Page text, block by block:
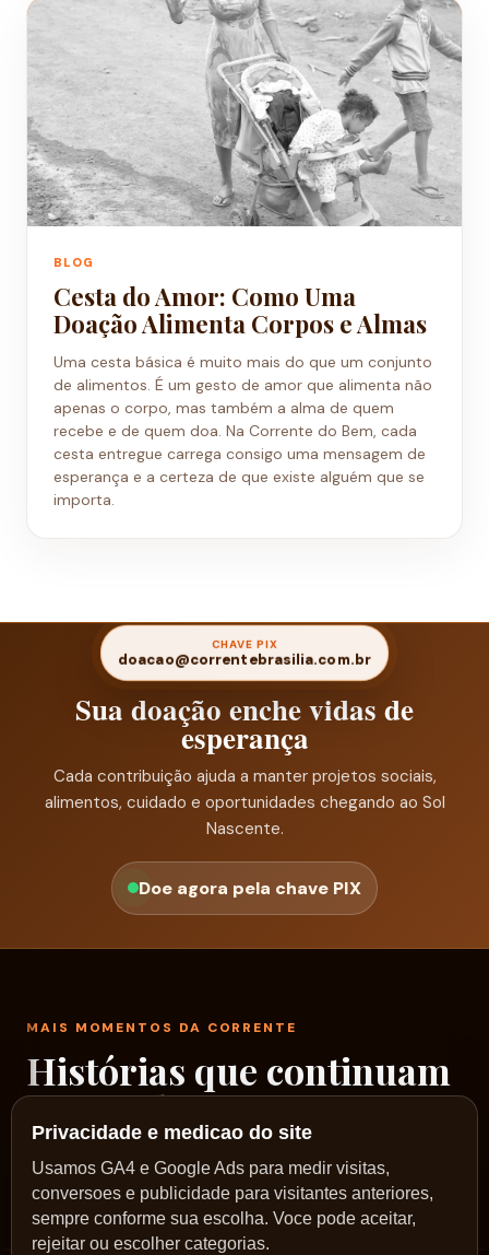
BLOG
Cesta do Amor: Como Uma
Doação Alimenta Corpos e Almas
Uma cesta básica é muito mais do que um conjunto
de alimentos. É um gesto de amor que alimenta não
apenas o corpo, mas também a alma de quem
recebe e de quem doa. Na Corrente do Bem, cada
cesta entregue carrega consigo uma mensagem de
esperança e a certeza de que existe alguém que se
importa.
CHAVE PIX
doacao@correntebrasilia.com.br
Sua doação enche vidas de
esperança
Cada contribuição ajuda a manter projetos sociais,
alimentos, cuidado e oportunidades chegando ao Sol
Nascente.
Doe agora pela chave PIX
MAIS MOMENTOS DA CORRENTE
Histórias que continuam
passando por aqui
Um rodízio de fotos reais dos nossos encontros,
ações e caminhos no Sol Nascente.
Privacidade e medicao do site
Usamos GA4 e Google Ads para medir visitas,
conversoes e publicidade para visitantes anteriores,
sempre conforme sua escolha. Voce pode aceitar,
rejeitar ou escolher categorias.